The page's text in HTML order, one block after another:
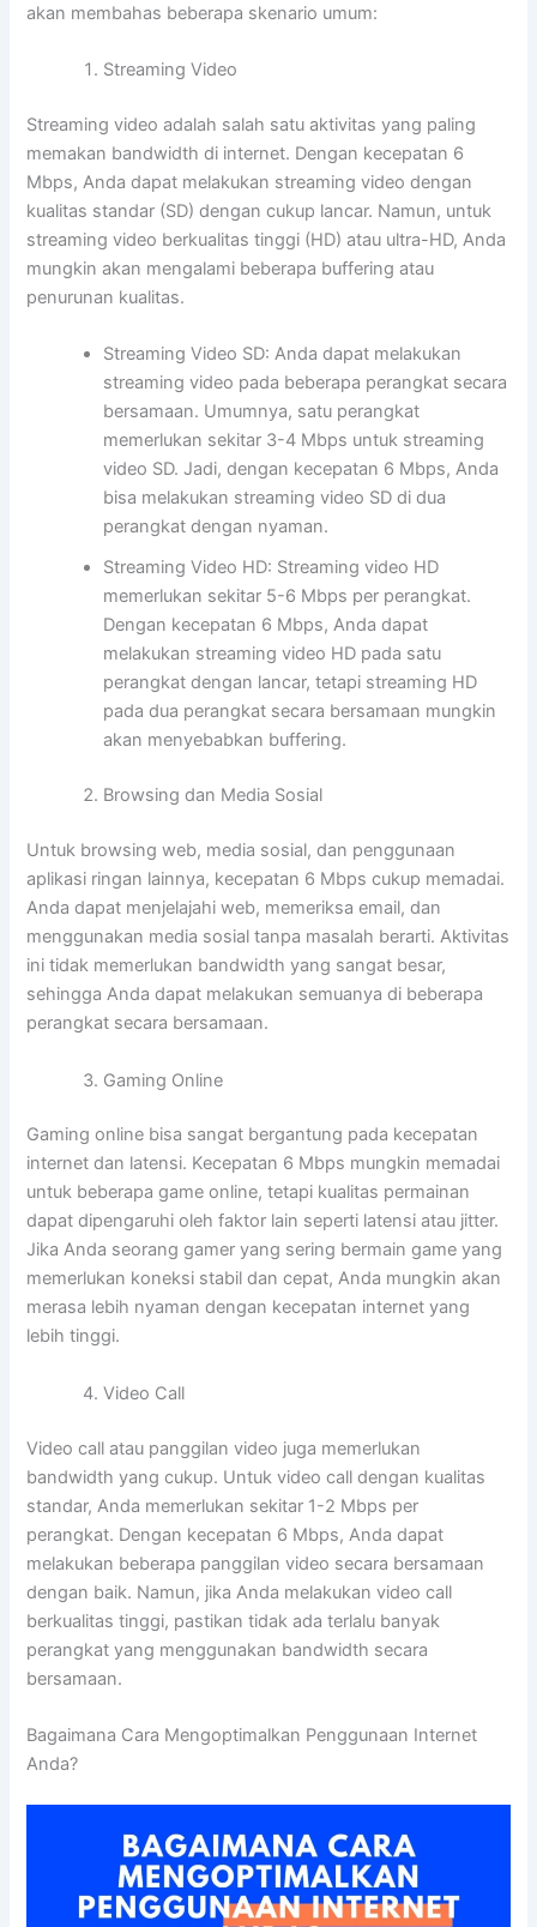
akan membahas beberapa skenario umum:
Streaming Video
Streaming video adalah salah satu aktivitas yang paling
memakan bandwidth di internet. Dengan kecepatan 6
Mbps, Anda dapat melakukan streaming video dengan
kualitas standar (SD) dengan cukup lancar. Namun, untuk
streaming video berkualitas tinggi (HD) atau ultra-HD, Anda
mungkin akan mengalami beberapa buffering atau
penurunan kualitas.
Streaming Video SD: Anda dapat melakukan
streaming video pada beberapa perangkat secara
bersamaan. Umumnya, satu perangkat
memerlukan sekitar 3-4 Mbps untuk streaming
video SD. Jadi, dengan kecepatan 6 Mbps, Anda
bisa melakukan streaming video SD di dua
perangkat dengan nyaman.
Streaming Video HD: Streaming video HD
memerlukan sekitar 5-6 Mbps per perangkat.
Dengan kecepatan 6 Mbps, Anda dapat
melakukan streaming video HD pada satu
perangkat dengan lancar, tetapi streaming HD
pada dua perangkat secara bersamaan mungkin
akan menyebabkan buffering.
Browsing dan Media Sosial
Untuk browsing web, media sosial, dan penggunaan
aplikasi ringan lainnya, kecepatan 6 Mbps cukup memadai.
Anda dapat menjelajahi web, memeriksa email, dan
menggunakan media sosial tanpa masalah berarti. Aktivitas
ini tidak memerlukan bandwidth yang sangat besar,
sehingga Anda dapat melakukan semuanya di beberapa
perangkat secara bersamaan.
Gaming Online
Gaming online bisa sangat bergantung pada kecepatan
internet dan latensi. Kecepatan 6 Mbps mungkin memadai
untuk beberapa game online, tetapi kualitas permainan
dapat dipengaruhi oleh faktor lain seperti latensi atau jitter.
Jika Anda seorang gamer yang sering bermain game yang
memerlukan koneksi stabil dan cepat, Anda mungkin akan
merasa lebih nyaman dengan kecepatan internet yang
lebih tinggi.
Video Call
Video call atau panggilan video juga memerlukan
bandwidth yang cukup. Untuk video call dengan kualitas
standar, Anda memerlukan sekitar 1-2 Mbps per
perangkat. Dengan kecepatan 6 Mbps, Anda dapat
melakukan beberapa panggilan video secara bersamaan
dengan baik. Namun, jika Anda melakukan video call
berkualitas tinggi, pastikan tidak ada terlalu banyak
perangkat yang menggunakan bandwidth secara
bersamaan.
Bagaimana Cara Mengoptimalkan Penggunaan Internet
Anda?